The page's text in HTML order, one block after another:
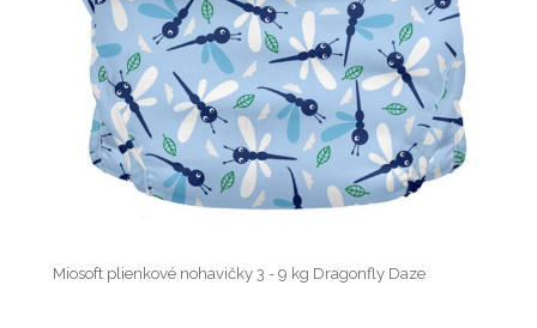
Miosoft plienkové nohavičky 3 - 9 kg Dragonfly Daze